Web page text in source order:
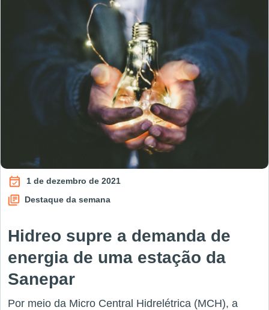
1 de dezembro de 2021
Destaque da semana
Hidreo supre a demanda de
energia de uma estação da
Sanepar
Por meio da Micro Central Hidrelétrica (MCH), a